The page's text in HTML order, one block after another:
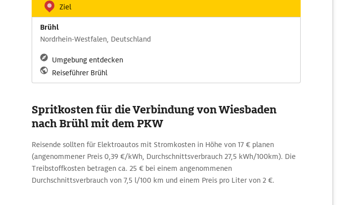
Ziel
Brühl
Nordrhein-Westfalen, Deutschland
Umgebung entdecken
Reiseführer Brühl
Spritkosten für die Verbindung von Wiesbaden
nach Brühl mit dem PKW
Reisende sollten für Elektroautos mit Stromkosten in Höhe von 17 € planen
(angenommener Preis 0,39 €/kWh, Durchschnittsverbrauch 27,5 kWh/100km). Die
Treibstoffkosten betragen ca. 25 € bei einem angenommenen
Durchschnittsverbrauch von 7,5 l/100 km und einem Preis pro Liter von 2 €.